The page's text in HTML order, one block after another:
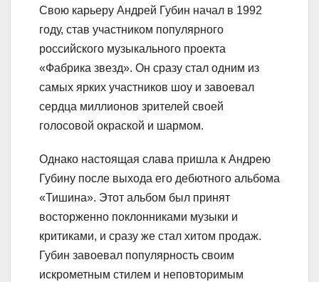
Свою карьеру Андрей Губин начал в 1992
году, став участником популярного
российского музыкального проекта
«Фабрика звезд». Он сразу стал одним из
самых ярких участников шоу и завоевал
сердца миллионов зрителей своей
голосовой окраской и шармом.
Однако настоящая слава пришла к Андрею
Губину после выхода его дебютного альбома
«Тишина». Этот альбом был принят
восторженно поклонниками музыки и
критиками, и сразу же стал хитом продаж.
Губин завоевал популярность своим
искрометным стилем и неповторимым